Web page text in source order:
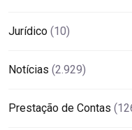
Jurídico (10)
Notícias (2.929)
Prestação de Contas